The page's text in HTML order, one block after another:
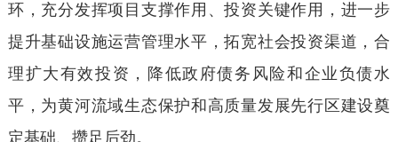
环，充分发挥项目支撑作用、投资关键作用，进一步
提升基础设施运营管理水平，拓宽社会投资渠道，合
理扩大有效投资，降低政府债务风险和企业负债水
平，为黄河流域生态保护和高质量发展先行区建设奠
定基础、攒足后劲。